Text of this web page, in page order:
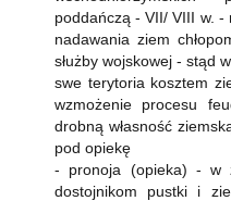
poddańczą - VII/ VIII w. -
nadawania ziem
służby wojskowej - stąd
swe terytoria kosztem
wzmożenie procesu
drobną własność
pod opiekę
- pronoja (opieka) - w
dostojnikom pustki i